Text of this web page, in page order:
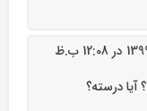
آیا درسته؟